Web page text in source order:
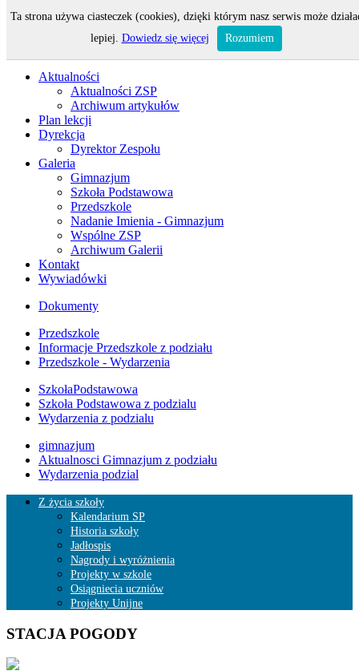
Odwiedza nas 68 gości oraz 0 użytkowników.
Aktualności
Aktualności ZSP
Archiwum artykułów
Plan lekcji
Dyrekcja
Dyrektor Zespołu
Galeria
Gimnazjum
Szkoła Podstawowa
Przedszkole
Nadanie Imienia - Gimnazjum
Wspólne ZSP
Archiwum Galerii
Kontakt
Wywiadówki
Dokumenty
Przedszkole
Informacje Przedszkole z podziału
Przedszkole - Wydarzenia
SzkołaPodstawowa
Szkoła Podstawowa z podzialu
Wydarzenia z podzialu
gimnazjum
Aktualnosci Gimnazjum z podziału
Wydarzenia podzial
Z życia szkoły
Kalendarium SP
Historia szkoły
Jadłospis
Nagrody i wyróżnienia
Projekty w szkole
Osiągniecia uczniów
Projekty Unijne
STACJA POGODY
Ta strona używa ciasteczek (cookies), dzięki którym nasz serwis może
lepiej. Dowiedz się więcej Rozumiem